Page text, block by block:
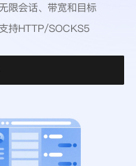
无限会话、带宽和目标
支持HTTP/SOCKS5